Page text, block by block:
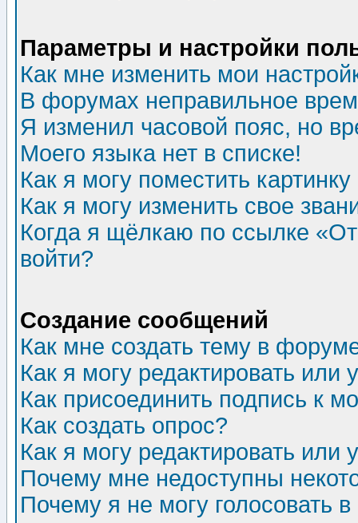
Параметры и настройки
Как мне изменить мои
В форумах неправильное
Я изменил часовой пояс, но
Моего языка нет в списке!
Как я могу поместить
Как я могу изменить свое
Когда я щёлкаю по ссылке
войти?
Создание сообщений
Как мне создать тему в
Как я могу редактировать или
Как присоединить подпись к
Как создать опрос?
Как я могу редактировать или
Почему мне недоступны
Почему я не могу голосовать